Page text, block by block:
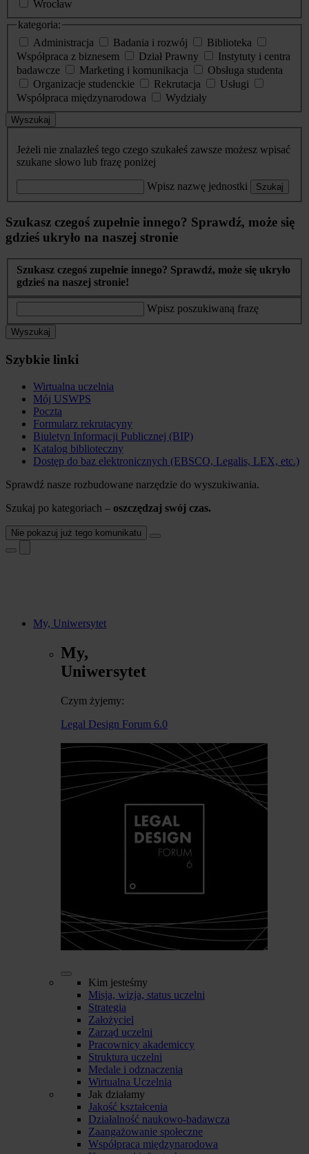
Wrocław
kategoria:
Administracja
Badania i rozwój
Biblioteka
Współpraca z biznesem
Dział Prawny
Instytuty i centra
badawcze
Marketing i komunikacja
Obsługa studenta
Organizacje studenckie
Rekrutacja
Usługi
Współpraca międzynarodowa
Wydziały
Wyszukaj
Jeżeli nie znalazłeś tego czego szukałeś zawsze możesz wpisać
szukane słowo lub frazę poniżej
Wpisz nazwę jednostki Szukaj
Szukasz czegoś zupełnie innego? Sprawdź, może się
gdzieś ukryło na naszej stronie
Szukasz czegoś zupełnie innego? Sprawdź, może się ukryło
gdzieś na naszej stronie!
Wpisz poszukiwaną frazę
Wyszukaj
Szybkie linki
Wirtualna uczelnia
Mój USWPS
Poczta
Formularz rekrutacyny
Biuletyn Informacji Publicznej (BIP)
Katalog biblioteczny
Dostęp do baz elektronicznych (EBSCO, Legalis, LEX, etc.)
Sprawdź nasze rozbudowane narzędzie do wyszukiwania.
Szukaj po kategoriach – oszczędzaj swój czas.
Nie pokazuj już tego komunikatu
My, Uniwersytet
My,
Uniwersytet
Czym żyjemy:
Legal Design Forum 6.0
Kim jesteśmy
Misja, wizja, status uczelni
Strategia
Założyciel
Zarząd uczelni
Pracownicy akademiccy
Struktura uczelni
Medale i odznaczenia
Wirtualna Uczelnia
Jak działamy
Jakość kształcenia
Działalność naukowo-badawcza
Zaangażowanie społeczne
Współpraca międzynarodowa